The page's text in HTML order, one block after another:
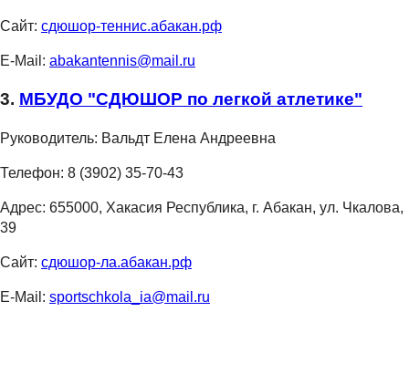
Сайт: сдюшор-теннис.абакан.рф
E-Mail: abakantennis@mail.ru
3. МБУДО "СДЮШОР по легкой атлетике"
Руководитель: Вальдт Елена Андреевна
Телефон: 8 (3902) 35-70-43
Адрес: 655000, Хакасия Республика, г. Абакан, ул. Чкалова,
39
Сайт: сдюшор-ла.абакан.рф
E-Mail: sportschkola_ia@mail.ru